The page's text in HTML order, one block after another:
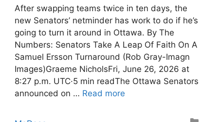
After swapping teams twice in ten days, the
new Senators’ netminder has work to do if he’s
going to turn it around in Ottawa. By The
Numbers: Senators Take A Leap Of Faith On A
Samuel Ersson Turnaround (Rob Gray-Imagn
Images)Graeme NicholsFri, June 26, 2026 at
8:27 p.m. UTC·5 min readThe Ottawa Senators
announced on … Read more